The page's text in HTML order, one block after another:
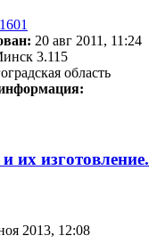
1601
20 авг 2011, 11:24
3.115
область
их изготовление.
2013, 12:08